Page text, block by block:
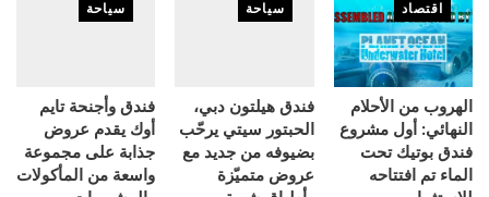
اقتصاد
الهروب من الأحلام
النهائي: أول مشروع
فندق بوتيك تحت
الماء تم افتتاحه
سياحة
فندق هيلتون دبي،
الحبتور سيتي يرحّب
بضيوفه من جديد مع
عروض متميّزة
سياحة
فندق وأجنحة تايم
أوك يقدم عروض
جذابة على مجموعة
واسعة من المأكولات